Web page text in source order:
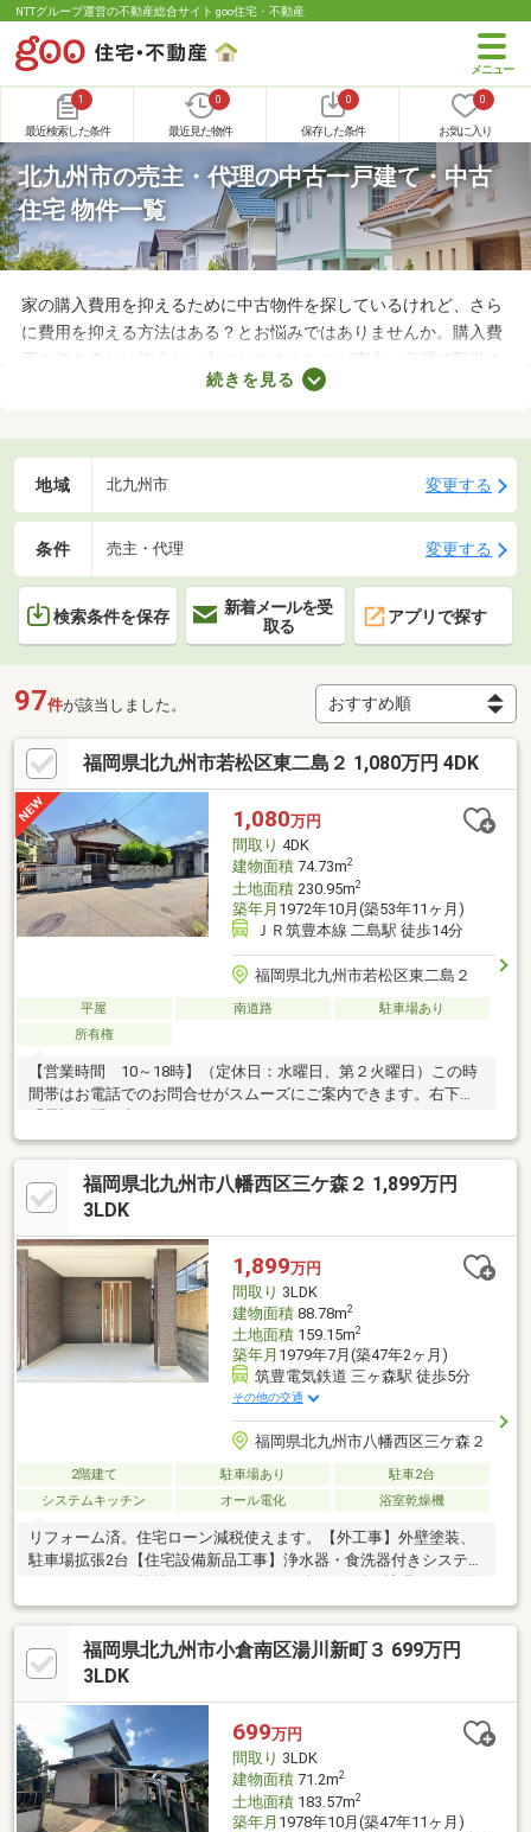
NTTグループ運営の不動産総合サイト goo住宅・不動産
1
最近検索した条件
0
最近見た物件
0
保存した条件
0
お気に入り
北九州市の売主・代理の中古一戸建て・中古
住宅 物件一覧
家の購入費用を抑えるために中古物件を探しているけれど、さら
に費用を抑える方法はある？とお悩みではありませんか。購入費
用をできるだけ抑えたい方におすすめなのが売主・代理で取引さ
れる物件です。不動産会社への仲介手数料が発生しないので、購
古の一戸建て物件を紹介します。
続きを見る
地域 北九州市 変更する
条件 売主・代理 変更する
検索条件を保存
新着メールを受
取る
アプリで探す
97件が該当しました。
福岡県北九州市若松区東二島２ 1,080万円 4DK
1,080万円
間取り 4DK
建物面積74.73m2
土地面積230.95m2
築年月 1972年10月(築53年11ヶ月)
ＪＲ筑豊本線 二島駅 徒歩14分
福岡県北九州市若松区東二島２
平屋 南道路
駐車場あり
所有権
【営業時間 10～18時】（定休日：水曜日、第２火曜日）この時
間帯はお電話でのお問合せがスムーズにご案内できます。右下の
福岡県北九州市八幡西区三ケ森２ 1,899万円
3LDK
1,899万円
間取り 3LDK
建物面積88.78m2
土地面積159.15m2
築年月 1979年7月(築47年2ヶ月)
筑豊電気鉄道 三ヶ森駅 徒歩5分
その他の交通
福岡県北九州市八幡西区三ケ森２
2階建て 駐車場あり
駐車2台
システムキッチン
オール電化 浴室乾燥機
リフォーム済。住宅ローン減税使えます。【外工事】外壁塗装、
駐車場拡張2台【住宅設備新品工事】浄水器・食洗器付きシステム
鏡洗面化粧台、リクシル製保温洗浄便座付きトイレ、大容量460L
エコキュート（追い焚きあり）【内部】間取変更、玄関ドア・玄
関タイル、ミラー付シューズボックス、全室クロス、全室床フロ
アタイル、全室建具、ＬＥＤ照明器具全室、モニター付インター
【その他】一部断熱材設置、シロアリ予防工事、基礎強化工事、
建物耐震診断・補強工事、建物状況調査
福岡県北九州市小倉南区湯川新町３ 699万円
3LDK
699万円
間取り 3LDK
建物面積71.2m2
土地面積183.57m2
築年月 1978年10月(築47年11ヶ月)